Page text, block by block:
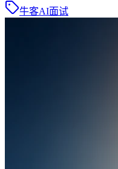
牛客AI面试